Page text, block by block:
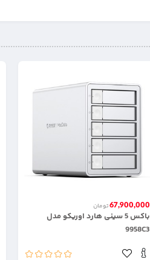
67,900,000تومان
باکس 5 سینی هارد اوریکو مدل
9958C3